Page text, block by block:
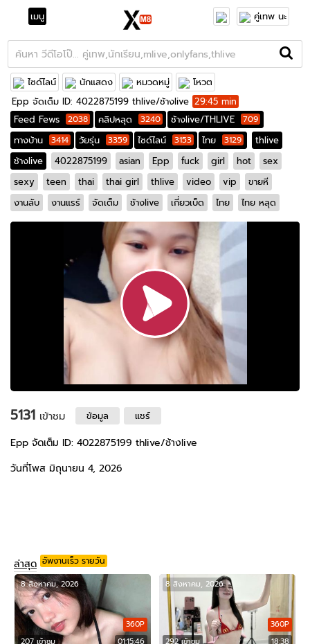
เมนู คู่เทพ นะ
ไซด์ไลน์ นักแสดง หมวดหมู่
โหวต
Epp จัดเต็ม ID: 4022875199 thlive/ช้างlive 29:45 min
Feed Fews
2038 คลิปหลุด 3240 ช้างlive/THLIVE 709
ทางบ้าน 3414 วัยรุ่น 3359 ไซด์ไลน์ 3153 ไทย 3129
thlive
ช้างlive
4022875199 asian Epp fuck girl hot
sex
sexy
teen thai thai girl thlive video vip
ขายหี
งานลับ
งานแรร์ จัดเต็ม ช้างlive เกี่ยวเบ็ด ไทย ไทย หลุด
5131 เข้าชม ข้อมูล แชร์
Epp จัดเต็ม ID: 4022875199 thlive/ช้างlive
วันที่โพส มิถุนายน 4, 2026
ล่าสุด อัพงานเร็ว รายวัน
360P
8 สิงหาคม, 2026
360P
8 สิงหาคม, 2026